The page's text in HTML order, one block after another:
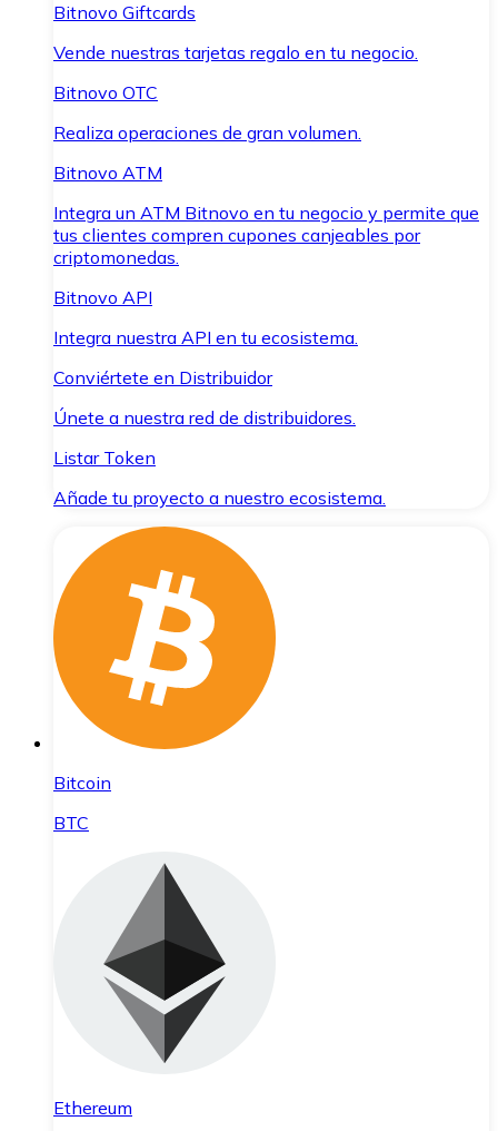
Bitnovo Giftcards
Vende nuestras tarjetas regalo en tu negocio.
Bitnovo OTC
Realiza operaciones de gran volumen.
Bitnovo ATM
Integra un ATM Bitnovo en tu negocio y permite que
tus clientes compren cupones canjeables por
criptomonedas.
Bitnovo API
Integra nuestra API en tu ecosistema.
Conviértete en Distribuidor
Únete a nuestra red de distribuidores.
Listar Token
Añade tu proyecto a nuestro ecosistema.
Bitcoin
BTC
Ethereum